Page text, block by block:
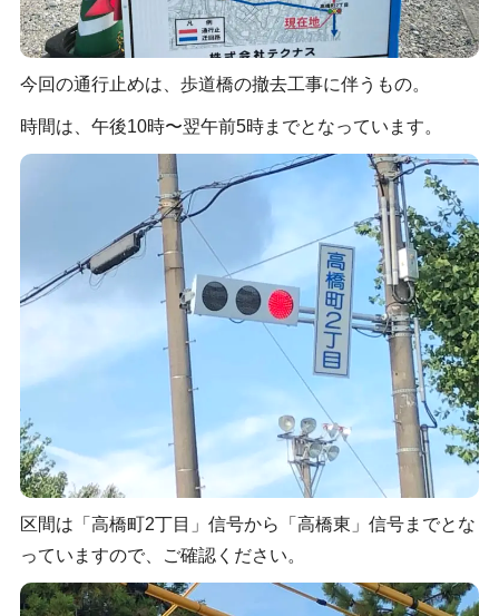
今回の通行止めは、歩道橋の撤去工事に伴うもの。
時間は、午後10時〜翌午前5時までとなっています。
区間は「高橋町2丁目」信号から「高橋東」信号までとな
っていますので、ご確認ください。